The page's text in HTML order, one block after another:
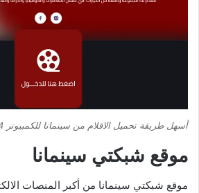
أسهل طريقة تحميل الافلام من سينمانا للكمبيوتر 2024 أخر اصدار
موقع شبكتي سينمانا
موقع شبكتي سينمانا من أكبر المنصات